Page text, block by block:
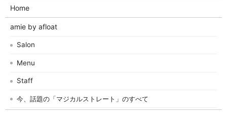
Home
amie by afloat
Salon
Menu
Staff
今、話題の「マジカルストレート」のすべて